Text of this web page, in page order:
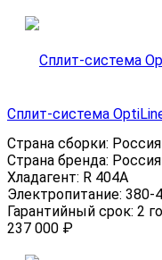
Сплит-система
Страна сборки: Россия
Страна бренда: Россия
Хладагент: R 404A
Электропитание: 380-
Гарантийный срок: 2
237 000 ₽